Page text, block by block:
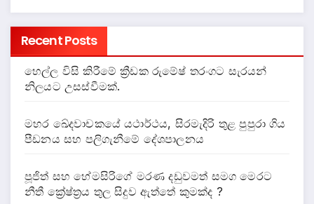
Recent Posts
හෙල්ල විසි කිරීමේ ක්‍රීඩක රුමේෂ් තරංගට සැරයන්
නිලයට උසස්වීමක්.
මහර ඛේදවාචකයේ යථාර්ථය, සිරමැදිරි තුළ පුපුරා ගිය
පීඩනය සහ පලිගැනීමේ දේශපාලනය
පූජිත් සහ හේමසිරිගේ මරණ දඩුවමත් සමග මෙරට
නීතී ක්‍රේෂ්ත්‍රය තුල සිදුව ඇත්තේ කුමක්ද ?